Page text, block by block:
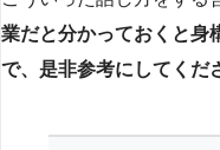
業だと分かっておくと身
で、是非参考にしてくだ